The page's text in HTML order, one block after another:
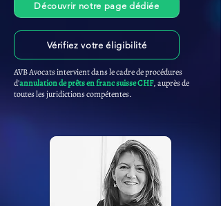
Découvrir notre page dédiée
Vérifiez votre éligibilité
AVB Avocats intervient dans le cadre de procédures
d'annulation de prêts en franc suisse CHF, auprès de
toutes les juridictions compétentes.